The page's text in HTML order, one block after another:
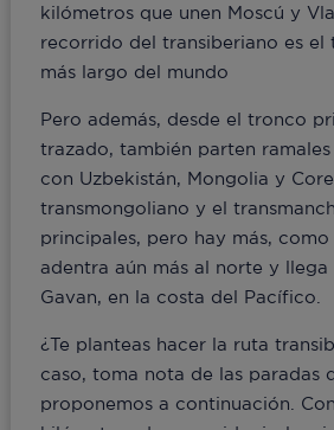
kilómetros que unen Moscú y
recorrido del transiberiano es el
más largo del mundo
Pero además, desde el tronco
trazado, también parten
con Uzbekistán, Mongolia y
transmongoliano y el
principales, pero hay más, como
adentra aún más al norte y llega
Gavan, en la costa del Pacífico.
¿Te planteas hacer la ruta
caso, toma nota de las paradas
proponemos a continuación.